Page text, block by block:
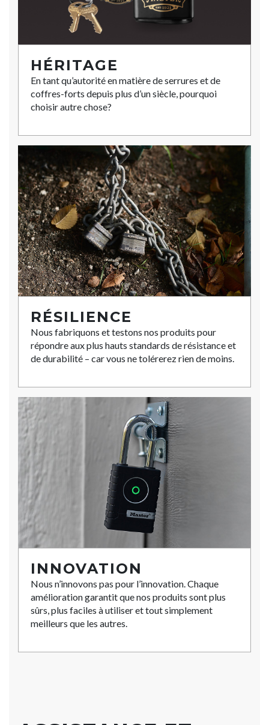
HÉRITAGE
En tant qu’autorité en matière de serrures et de
coffres-forts depuis plus d’un siècle, pourquoi
choisir autre chose?
RÉSILIENCE
Nous fabriquons et testons nos produits pour
répondre aux plus hauts standards de résistance et
de durabilité – car vous ne tolérerez rien de moins.
INNOVATION
Nous n’innovons pas pour l’innovation. Chaque
amélioration garantit que nos produits sont plus
sûrs, plus faciles à utiliser et tout simplement
meilleurs que les autres.